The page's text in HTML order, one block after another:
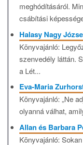
meghódításáról.
csábítási
Halasy Nagy
Könyvajánló:
szenvedély láttán.
a Lét...
Eva-Maria
Könyvajánló: „Ne
olyanná válhat,
Allan és Barbara
Könyvajánló: